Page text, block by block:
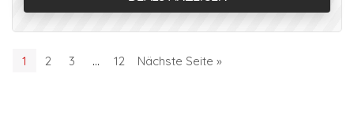
1 2 3 … 12 Nächste Seite »